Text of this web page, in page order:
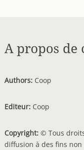
A propos de
Authors: Coop
Editeur: Coop
Copyright:© Tous
diffusion à des fins